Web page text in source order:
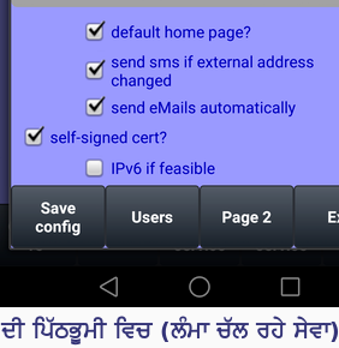
ਦੀ ਪਿੱਠਭੂਮੀ ਵਿਚ (ਲੰਮਾ ਚੱਲ ਰਹੇ ਸੇਵਾ)